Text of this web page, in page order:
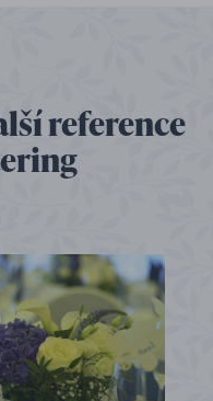
reference